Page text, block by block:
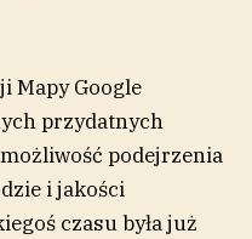
Mapy Google
przydatnych
podejrzenia
i jakości
czasu była już